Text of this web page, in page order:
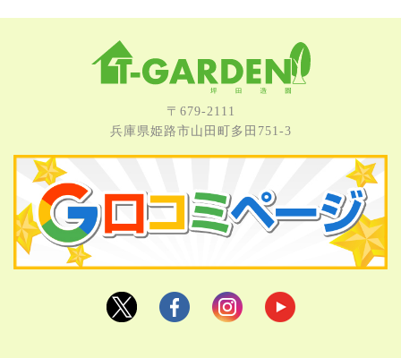
〒679-2111
兵庫県姫路市⼭⽥町多⽥751-3